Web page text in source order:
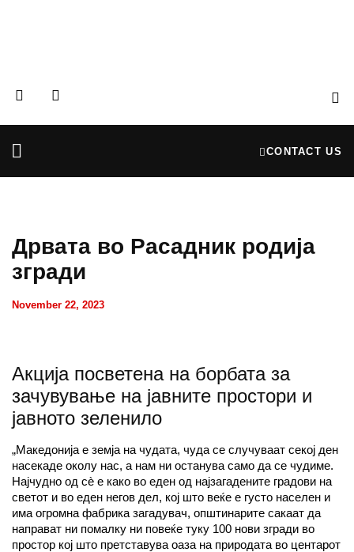
CONTACT US
Дрвата во Расадник родија
згради
November 22, 2023
Акција посветена на борбата за
зачувување на јавнитe простори и
јавното зеленило
„Македонија е земја на чудата, чуда се случуваат секој ден
насекаде околу нас, а нам ни останува само да се чудиме.
Најчудно од сè е како во еден од најзагадените градови на
светот и во еден негов дел, кој што веќе е густо населен и
има огромна фабрика загадувач, општинарите сакаат да
направат ни помалку ни повеќе туку 100 нови згради во
простор кој што претставува оаза на природата во центарот